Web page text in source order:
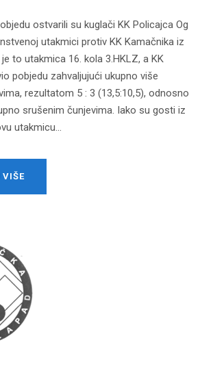
ostvarili su kuglači KK Policajca Og
utakmici protiv KK Kamačnika iz
to utakmica 16. kola 3.HKLZ, a KK
pobjedu zahvaljujući ukupno više
rezultatom 5 : 3 (13,5:10,5), odnosno
srušenim čunjevima. Iako su gosti iz
utakmicu...
VIŠE